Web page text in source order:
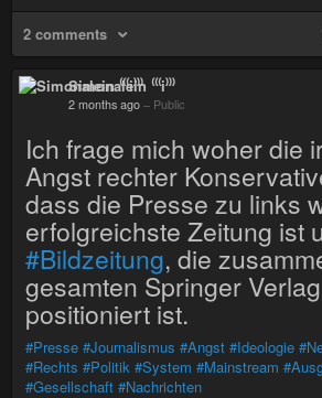
2 comments
Simonalein ⁽⁽⁽i⁾⁾⁾
2 months ago – Public
Ich frage mich woher die
Angst rechter
dass die Presse zu links
erfolgreichste Zeitung ist
#Bildzeitung, die
gesamten Springer
positioniert ist.
#Presse #Journalismus #Angst #Ideologie
#Rechts #Politik #System #Mainstream
#Gesellschaft #Nachrichten